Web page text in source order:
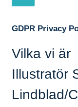
GDPR Privacy
Vilka vi är
Illustratör
Lindblad/